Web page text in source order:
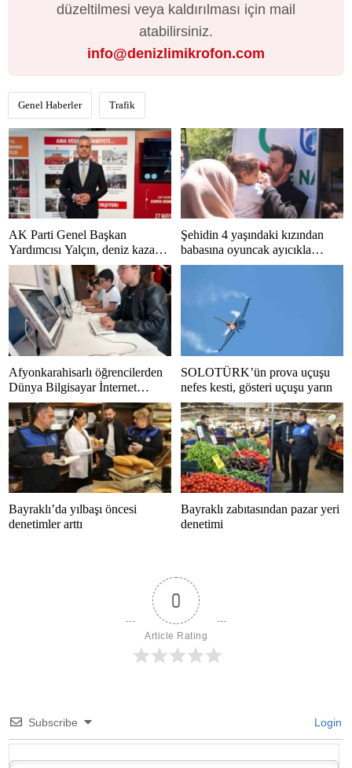
düzeltilmesi veya kaldırılması için mail
atabilirsiniz.
info@denizlimikrofon.com
Genel Haberler Trafik
AK Parti Genel Başkan
Yardımcısı Yalçın, deniz kazası
sonrası hastaneye kaldırıldı
Şehidin 4 yaşındaki kızından
babasına oyuncak ayıcıkla
duygusal veda
Afyonkarahisarlı öğrencilerden
Dünya Bilgisayar İnternet
Klavye Şampiyonası’nda büyük
başarı
SOLOTÜRK’ün prova uçuşu
nefes kesti, gösteri uçuşu yarın
Bayraklı’da yılbaşı öncesi
denetimler arttı
Bayraklı zabıtasından pazar yeri
denetimi
0
Article Rating
Subscribe Login